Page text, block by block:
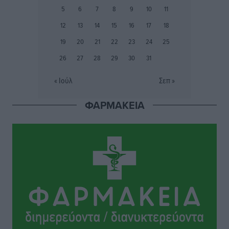
Ιάλυσος Β’: Νωρίς νωρίς μπήκαν στα βάσανα της
Εθνικός Αρχίπολης: Μεγάλο βήμα προόδου η ίδρυση
πριν 6 ώρες
ΠΑΜΕ ΣΤΟΙΧΗΜΑ: Περισσότερα από 95 εκατομμύρια
ευρώ σε κέρδη μοίρασε τον Ιούλιο
Αθλητικά• πριν 6 ώρες
Ολοκλήρωση του έργου αναβάθμισης των
5
6 7 8 9 10
11
12
13 14 15 16 17
18
19
20 21 22 23 24
25
26
27 28 29 30 31
« Ιούλ Σεπ »
ΦΑΡΜΑΚΕΙΑ